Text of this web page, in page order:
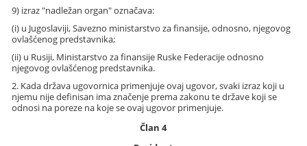
9) izraz "nadležan organ" označava:
(i) u Jugoslaviji, Savezno ministarstvo za finansije, odnosno, njegovog
ovlašćenog predstavnika;
(ii) u Rusiji, Ministarstvo za finansije Ruske Federacije odnosno
njegovog ovlašćenog predstavnika.
2. Kada država ugovornica primenjuje ovaj ugovor, svaki izraz koji u
njemu nije definisan ima značenje prema zakonu te države koji se
odnosi na poreze na koje se ovaj ugovor primenjuje.
Član 4